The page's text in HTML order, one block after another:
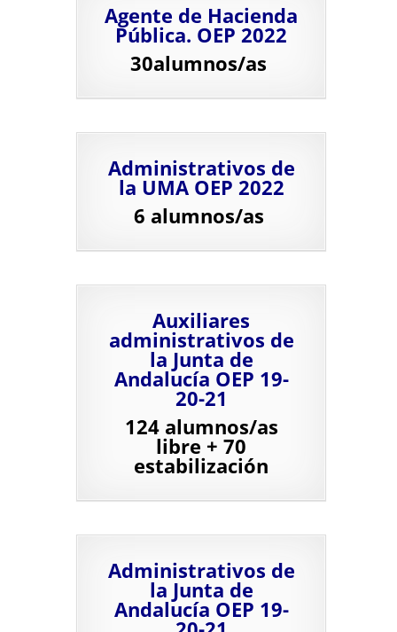
Agente de Hacienda
Pública. OEP 2022
30alumnos/as
Administrativos de
la UMA OEP 2022
6 alumnos/as
Auxiliares
administrativos de
la Junta de
Andalucía OEP 19-
20-21
124 alumnos/as
libre + 70
estabilización
Administrativos de
la Junta de
Andalucía OEP 19-